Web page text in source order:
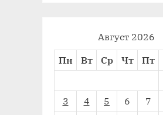
Август 2026
Пн
Вт Ср Чт Пт
3
4 5 6 7